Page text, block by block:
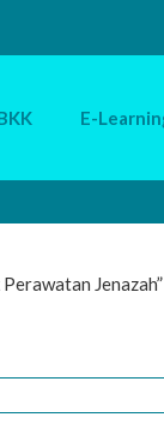
E-
Jenazah”